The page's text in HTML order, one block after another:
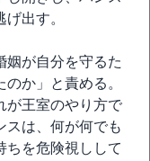
出す。
姻が自分を守るた
か」と責める。
が王室のやり方で
スは、何が何でも
ちを危険視しして